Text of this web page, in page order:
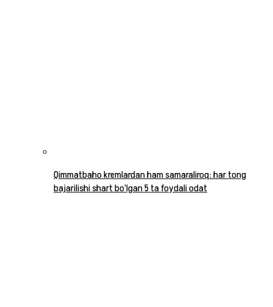
Qimmatbaho kremlardan ham samaraliroq: har tong
bajarilishi shart bo‘lgan 5 ta foydali odat